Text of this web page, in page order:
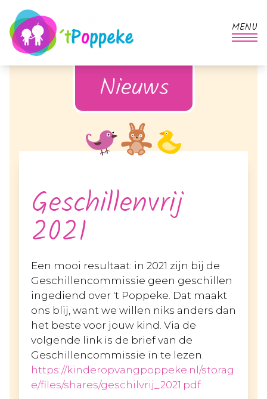
MENU
Nieuws
Geschillenvrij
2021
Een mooi resultaat: in 2021 zijn bij de
Geschillencommissie geen geschillen
ingediend over 't Poppeke. Dat maakt
ons blij, want we willen niks anders dan
het beste voor jouw kind. Via de
volgende link is de brief van de
Geschillencommissie in te lezen.
https://kinderopvangpoppeke.nl/storag
e/files/shares/geschilvrij_2021.pdf